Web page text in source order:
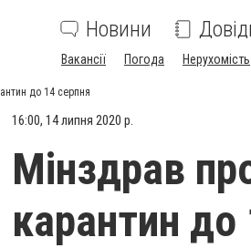
Новини
Вакансії Погода Нерухомість
до 14 серпня
16:00, 14 липня 2020 р.
Мінздрав
карантин до